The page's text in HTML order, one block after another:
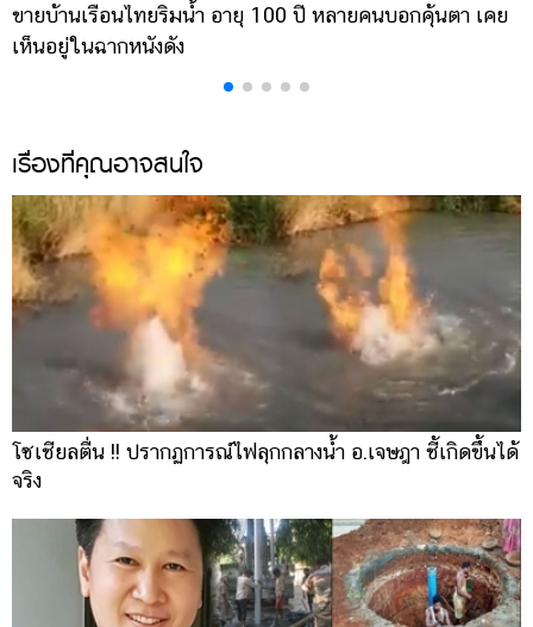
ขายบ้านเรือนไทยริมน้ำ อายุ 100 ปี หลายคนบอกคุ้นตา เคย
เห็นอยู่ในฉากหนังดัง
เรื่องที่คุณอาจสนใจ
โซเชียลตื่น !! ปรากฏการณ์ไฟลุกกลางน้ำ อ.เจษฎา ชี้เกิดขึ้นได้
จริง